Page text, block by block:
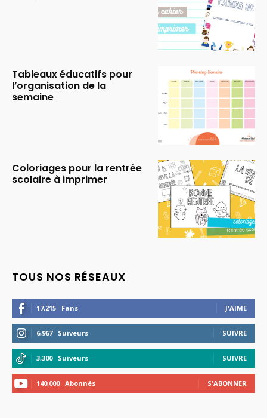
Tableaux éducatifs pour
l’organisation de la
semaine
Coloriages pour la rentrée
scolaire à imprimer
TOUS NOS RÉSEAUX
17,215 Fans J'AIME
6,967 Suiveurs SUIVRE
3,300 Suiveurs SUIVRE
140,000 Abonnés S'ABONNER